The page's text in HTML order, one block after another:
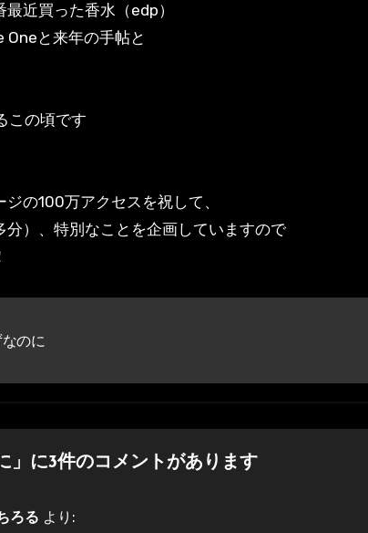
近買った香水（edp）
Oneと来年の手帖と
この頃です
ジの100万アクセスを祝して、
分）、特別なことを企画していますので
のに
」に3件のコメントがあります
ろる より: